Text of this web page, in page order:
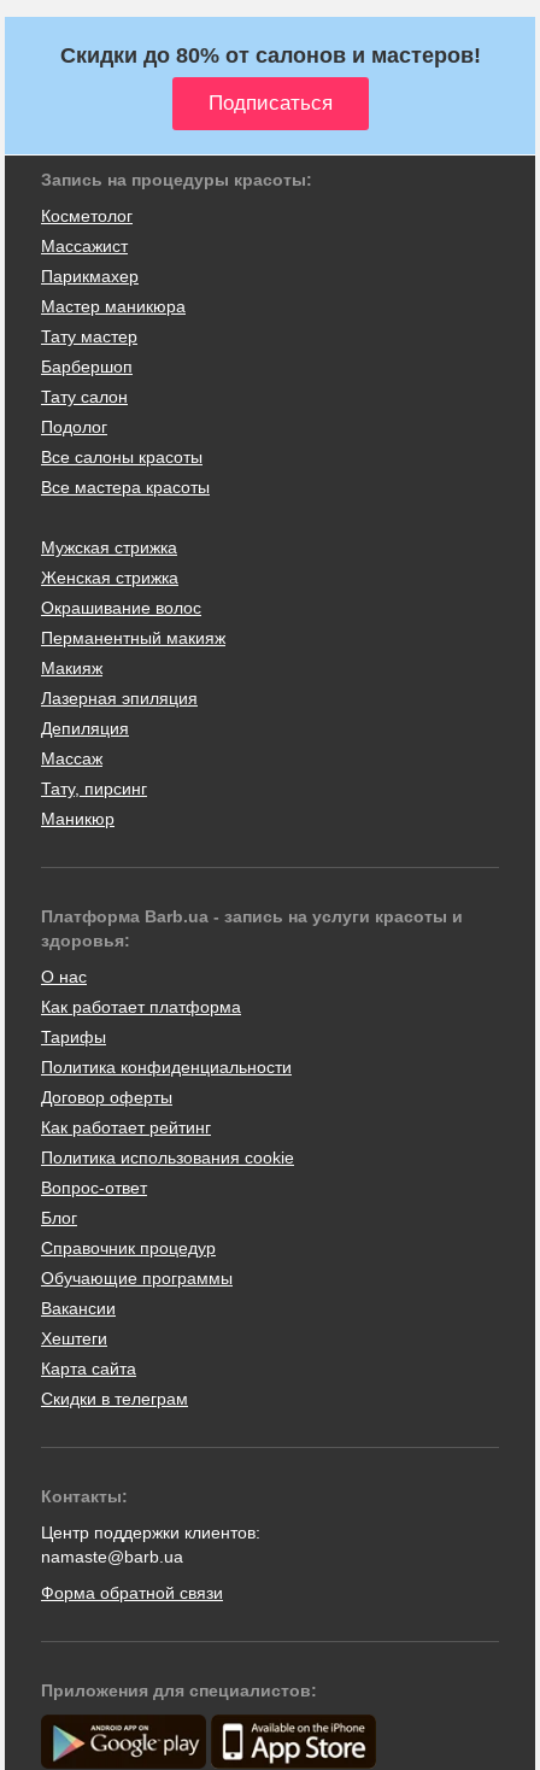
Скидки до 80% от салонов и мастеров!
Запись на процедуры красоты:
Косметолог
Массажист
Парикмахер
Мастер маникюра
Тату мастер
Барбершоп
Тату салон
Подолог
Все салоны красоты
Все мастера красоты
Мужская стрижка
Женская стрижка
Окрашивание волос
Перманентный макияж
Макияж
Лазерная эпиляция
Депиляция
Массаж
Тату, пирсинг
Маникюр
Платформа Barb.ua - запись на услуги красоты и
здоровья:
О нас
Как работает платформа
Тарифы
Политика конфиденциальности
Договор оферты
Как работает рейтинг
Политика использования cookie
Вопрос-ответ
Блог
Справочник процедур
Обучающие программы
Вакансии
Хештеги
Карта сайта
Скидки в телеграм
Контакты:
Центр поддержки клиентов:
namaste@barb.ua
Форма обратной связи
Приложения для специалистов: